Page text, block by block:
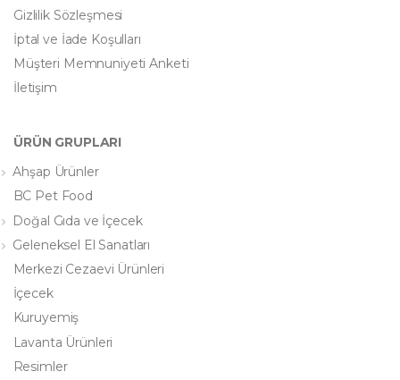
Gizlilik Sözleşmesi
İptal ve İade Koşulları
Müşteri Memnuniyeti Anketi
İletişim
ÜRÜN GRUPLARI
Ahşap Ürünler
BC Pet Food
Doğal Gıda ve İçecek
Geleneksel El Sanatları
Merkezi Cezaevi Ürünleri
İçecek
Kuruyemiş
Lavanta Ürünleri
Resimler